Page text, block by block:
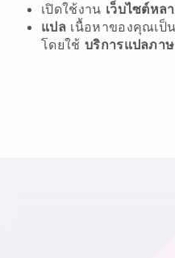
เปิดใช้งาน เว็บไซต์หล
แปล เนื้อหาของคุณเป็
โดยใช้ บริการแปลภา